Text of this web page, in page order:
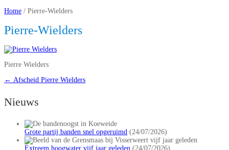
Home / Pierre-Wielders
Pierre-Wielders
Pierre Wielders
← Afscheid Pierre Wielders
Nieuws
Grote partij banden snel opgeruimd (24/07/2026)
Extreem hoogwater vijf jaar geleden (24/07/2026)